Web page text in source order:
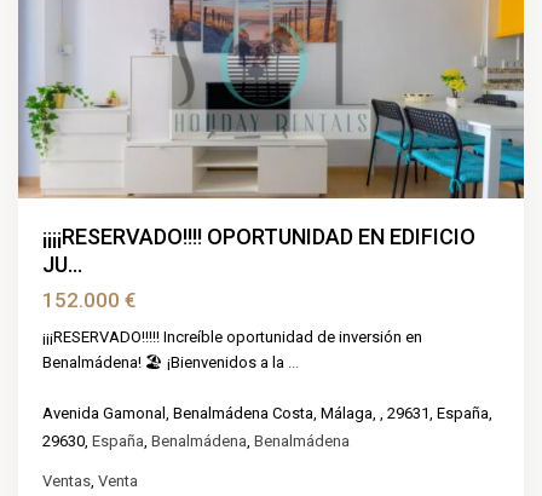
¡¡¡¡RESERVADO!!!! OPORTUNIDAD EN EDIFICIO
JU...
152.000 €
¡¡¡RESERVADO!!!!! Increíble oportunidad de inversión en
Benalmádena! 🏖️ ¡Bienvenidos a la ...
Avenida Gamonal, Benalmádena Costa, Málaga, , 29631, España,
29630, España, Benalmádena, Benalmádena
Ventas, Venta